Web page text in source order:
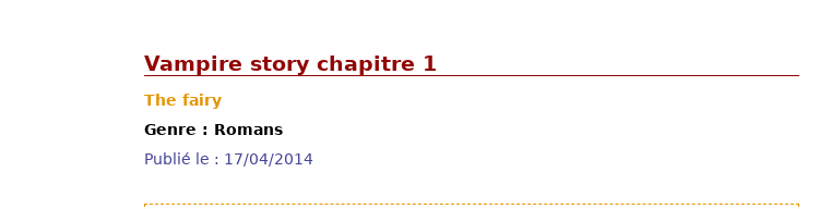
Vampire story chapitre 1
The fairy
Genre : Romans
Publié le : 17/04/2014